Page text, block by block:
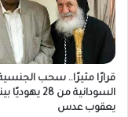
قرارًا مثيرًا.. سحب
السودانية من 28
يعقوب عدس